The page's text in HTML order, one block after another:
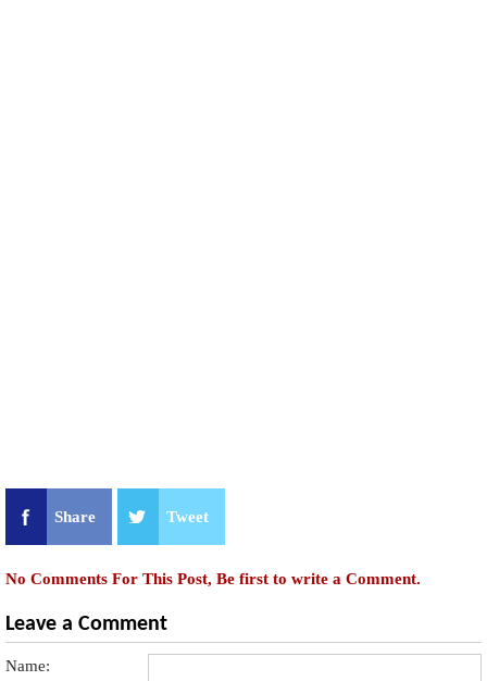
Share Tweet
No Comments For This Post, Be first to write a Comment.
Leave a Comment
Name: